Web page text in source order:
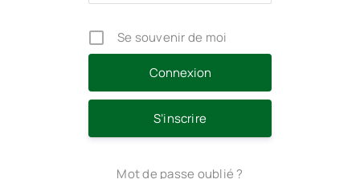
Se souvenir de moi
S’inscrire
Mot de passe oublié ?